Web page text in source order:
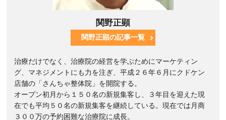
関野正顕
関野正顕の記事一覧
治療だけでなく、治療院の経営を学ぶためにマーケティン
グ、マネジメントにも力を注ぎ、平成２６年６月にクドケン
店舗の「さんちゃ整体院」を開院する。
オープン初月から１５０名の新規集客し、３年目を迎えた現
在でも平均５０名の新規集客を継続している。現在では月商
３００万の予約困難な治療院に成長。